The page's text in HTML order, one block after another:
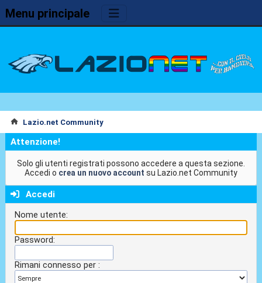
Menu principale
Lazio.net Community
Attenzione!
Solo gli utenti registrati possono accedere a questa sezione.
Accedi o crea un nuovo account su Lazio.net Community
Accedi
Nome utente:
Password:
Rimani connesso per :